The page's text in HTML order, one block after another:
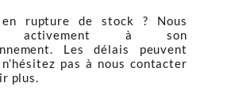
rupture de stock ? Nous
activement à son
Les délais peuvent
pas à nous contacter
plus.